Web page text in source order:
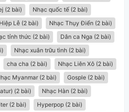
(2 bài)
Nhạc quốc tế (2 bài)
Hiệp Lễ (2 bài)
Nhạc Thụy Điển (2 bài)
tỉnh thức (2 bài)
Dân ca Nga (2 bài)
Nhạc xuân trữu tình (2 bài)
cha cha (2 bài)
Nhạc Liên Xô (2 bài)
Myanmar (2 bài)
Gosple (2 bài)
(2 bài)
Nhạc Hàn (2 bài)
(2 bài)
Hyperpop (2 bài)